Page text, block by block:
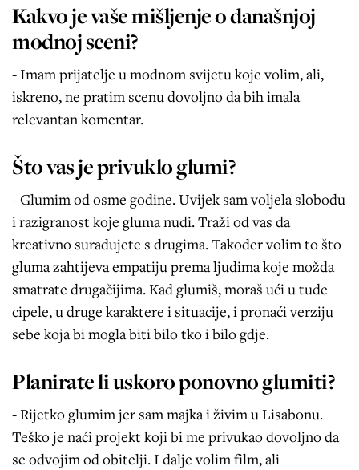
Kakvo je vaše mišljenje o današnjoj
modnoj sceni?
- Imam prijatelje u modnom svijetu koje volim, ali,
iskreno, ne pratim scenu dovoljno da bih imala
relevantan komentar.
Što vas je privuklo glumi?
- Glumim od osme godine. Uvijek sam voljela slobodu
i razigranost koje gluma nudi. Traži od vas da
kreativno surađujete s drugima. Također volim to što
gluma zahtijeva empatiju prema ljudima koje možda
smatrate drugačijima. Kad glumiš, moraš ući u tuđe
cipele, u druge karaktere i situacije, i pronaći verziju
sebe koja bi mogla biti bilo tko i bilo gdje.
Planirate li uskoro ponovno glumiti?
- Rijetko glumim jer sam majka i živim u Lisabonu.
Teško je naći projekt koji bi me privukao dovoljno da
se odvojim od obitelji. I dalje volim film, ali